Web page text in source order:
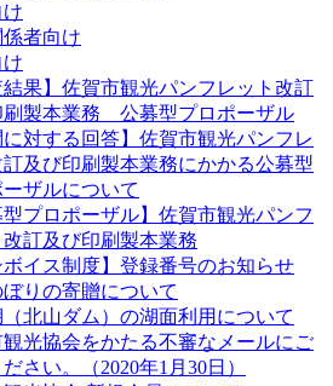
者向け
結果】佐賀市観光パンフレット改訂
刷製本業務 公募型プロポーザル
に対する回答】佐賀市観光パンフレ
訂及び印刷製本業務にかかる公募型
ザルについて
型プロポーザル】佐賀市観光パンフ
改訂及び印刷製本業務
ボイス制度】登録番号のお知らせ
ぼりの寄贈について
北山ダム）の湖面利用について
光協会をかたる不審なメールにご
さい。（2020年1月30日）